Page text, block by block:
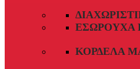
ΕΣΏΡΟΥΧΑ
ΚΟΡΔΈΛΑ